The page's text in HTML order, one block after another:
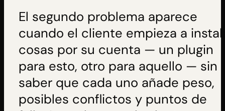
El segundo problema aparece
cuando el cliente empieza a
cosas por su cuenta — un plugin
para esto, otro para aquello — sin
saber que cada uno añade peso,
posibles conflictos y puntos de